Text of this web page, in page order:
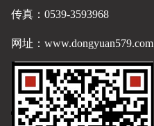
传真：0539-3593968
网址： www.dongyuan579.com